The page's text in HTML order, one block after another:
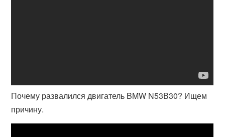
Почему развалился двигатель BMW N53В30? Ищем
причину.